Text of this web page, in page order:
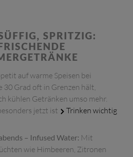
SPRITZIG:
auf warme Speisen bei
30 Grad oft in Grenzen hält,
kühlen Getränken umso mehr.
jetzt ist
Trinken wichtig
– Infused Water: Mit
wie Himbeeren, Zitronen